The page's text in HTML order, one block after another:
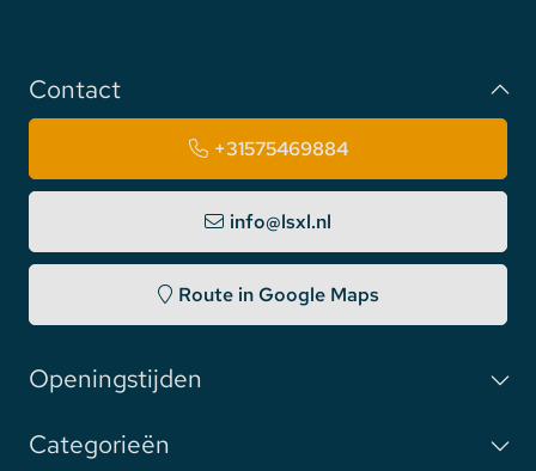
Contact
+31575469884
info@lsxl.nl
Route in Google Maps
Openingstijden
Categorieën